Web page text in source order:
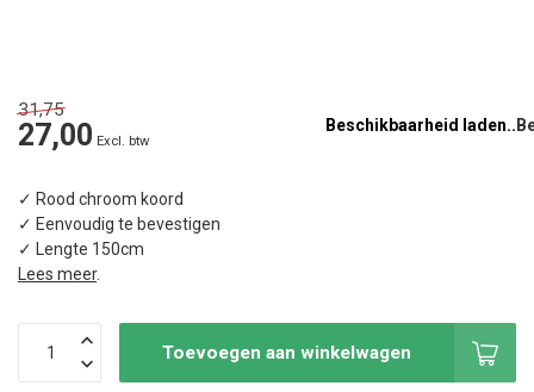
31,75
27,00 Excl. btw
Beschikbaarheid laden..
✓ Rood chroom koord
✓ Eenvoudig te bevestigen
✓ Lengte 150cm
Lees meer.
Toevoegen aan winkelwagen